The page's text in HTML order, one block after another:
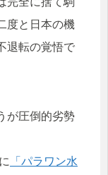
度と日本の機
退転の覚悟で
が圧倒的劣勢
「パラワン水